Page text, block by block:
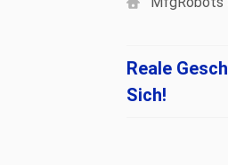
Reale
Sich!